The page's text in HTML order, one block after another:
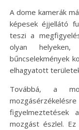
A dome kamerák
képesek éjjellátó
teszi a
olyan
bűncselekmények
elhagyatott
Továbbá, a
figyelmeztetések
mozgást észlel.